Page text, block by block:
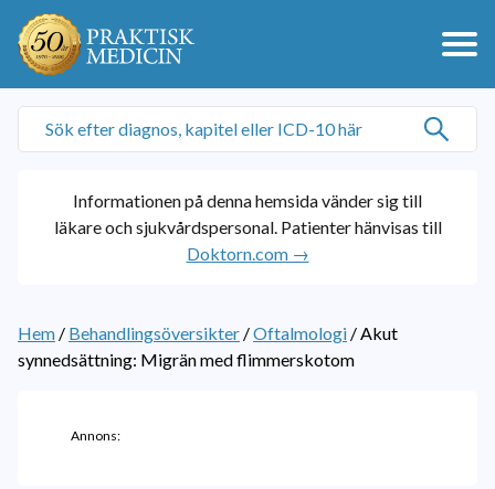
Informationen på denna hemsida vänder sig till
läkare och sjukvårdspersonal. Patienter hänvisas till
Doktorn.com →
Hem / Behandlingsöversikter /Oftalmologi /Akut
synnedsättning: Migrän med flimmerskotom
Annons: